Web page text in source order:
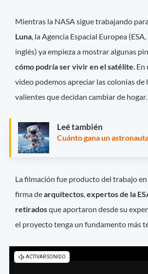
Mientras la NASA sigue trabajando
Luna , la Agencia Espacial Europea
inglés) ya empieza a mostrar algunas
cómo podría ser vivir en el satélite .
video podemos apreciar las colonias de
valientes que decidan cambiar de hogar.
Leé también
Cuánto gana un
La filmación fue producto del trabajo
firma dearquitectos,expertos de la
retiradosque aportaron desde su
el proyecto tenga un fundamento más